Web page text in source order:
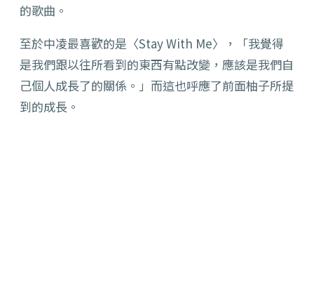
的歌曲。
至於中凌最喜歡的是〈Stay With Me〉，「我覺得
是我們跟以往所看到的東西有點改變，應該是我們自
己個人成長了的關係。」而這也呼應了前面柚子所提
到的成長。